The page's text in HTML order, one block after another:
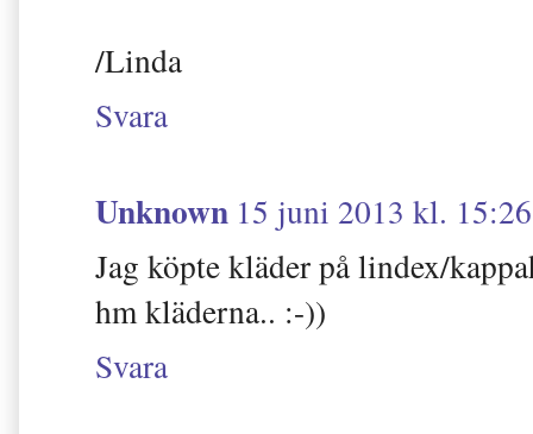
/Linda
Svara
Unknown 15 juni 2013 kl. 15:26
Jag köpte kläder på lindex/
hm kläderna.. :-))
Svara